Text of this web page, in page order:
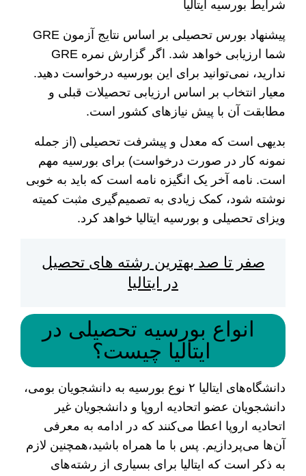
شرایط بورسیه ایتالیا
پیشنهاد بورس تحصیلی بر اساس نتایج آزمون GRE
شما ارزیابی خواهد شد. اگر گزارش نمره GRE
ندارید، نمی‌توانید برای این بورسیه درخواست دهید.
معیار انتخاب بر اساس ارزیابی تحصیلات قبلی و
مطابقت آن با پیش نیاز‌های کشور است.
بدیهی است که معدل و پیشرفت تحصیلی (از جمله
نمونه کار در صورت درخواست) برای بورسیه مهم
است. نامه آخر یک انگیزه نامه است که باید به خوبی
نوشته شود، کمک زیادی به تصمیم‌گیری مثبت کمیته
ویزای تحصیلی و بورسیه ایتالیا خواهد کرد.
صفر تا صد بهترین رشته های تحصیل
در ایتالیا
انواع بورسیه تحصیلی در
ایتالیا چیست؟
دانشگاه‌های ایتالیا ۲ نوع بورسیه به دانشجویان بومی،
دانشجویان عضو اتحادیه اروپا و دانشجویان غیر
اتحادیه اروپا اعطا می‌کنند که در ادامه به معرفی
آن‌ها می‌پردازیم. پس با ما همراه باشید،همچنین لازم
به ذکر است که ایتالیا برای بسیاری از رشته‌های